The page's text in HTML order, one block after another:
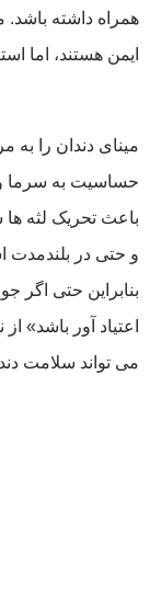
همراه داشته باشد.
ایمن هستند، اما
مینای دندان را به
حساسیت به سرما و
باعث تحریک لثه ‌ها
و حتی در بلندمدت
بنابراین حتی اگر
اعتیاد آور باشد»
می ‌تواند سلامت